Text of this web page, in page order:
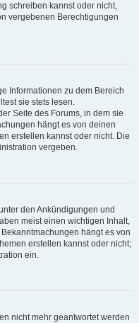
schreiben kannst oder nicht,
vergebenen Berechtigungen
Informationen zu dem Bereich
sie stets lesen.
Seite des Forums, in dem sie
hängt es von deinen
erstellen kannst oder nicht. Die
vergeben.
den Ankündigungen und
meist einen wichtigen Inhalt,
hängt es von
erstellen kannst oder nicht;
ein.
nicht mehr geantwortet werden